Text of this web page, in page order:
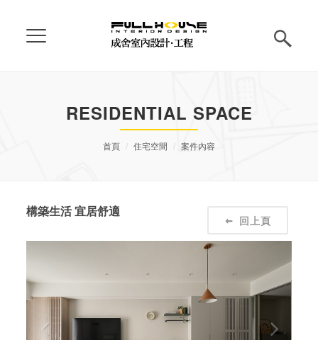
RESIDENTIAL SPACE
首頁 住宅空間 案件內容
構築生活 宜居舒適
回上頁